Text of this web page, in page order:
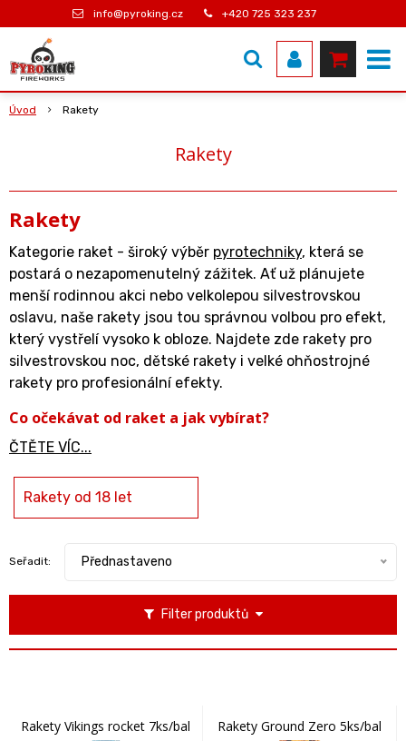
info@pyroking.cz +420 725 323 237
Úvod Rakety
Rakety
Rakety
Kategorie raket - široký výběr pyrotechniky, která se
postará o nezapomenutelný zážitek. Ať už plánujete
menší rodinnou akci nebo velkolepou silvestrovskou
oslavu, naše rakety jsou tou správnou volbou pro efekt,
který vystřelí vysoko k obloze. Najdete zde rakety pro
silvestrovskou noc, dětské rakety i velké ohňostrojné
rakety pro profesionální efekty.
Co očekávat od raket a jak vybírat?
ČTĚTE VÍC...
Rakety od 18 let
Filter produktů
Seřadit: Přednastaveno
Rakety Vikings rocket 7ks/bal Rakety Ground Zero 5ks/bal